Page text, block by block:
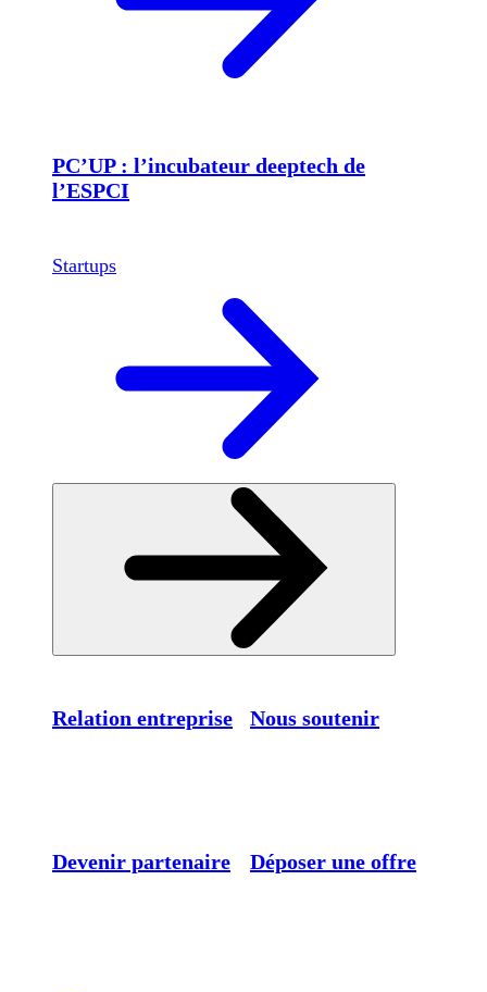
PC’UP : l’incubateur deeptech de
l’ESPCI
Startups
Relation entreprise Nous soutenir
Devenir partenaire Déposer une offre